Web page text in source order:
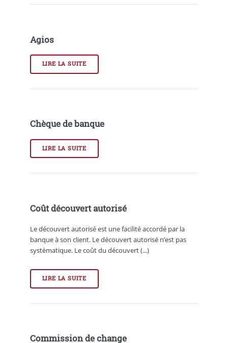
Agios
LIRE LA SUITE
Chèque de banque
LIRE LA SUITE
Coût découvert autorisé
Le découvert autorisé est une facilité accordé par la
banque à son client. Le découvert autorisé n’est pas
systèmatique. Le coût du découvert (...)
LIRE LA SUITE
Commission de change